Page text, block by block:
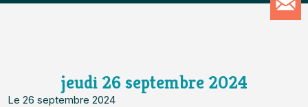
jeudi 26 septembre 2024
Le 26 septembre 2024